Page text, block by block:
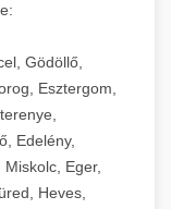
Gödöllő,
Esztergom,
Edelény,
Eger,
Heves,